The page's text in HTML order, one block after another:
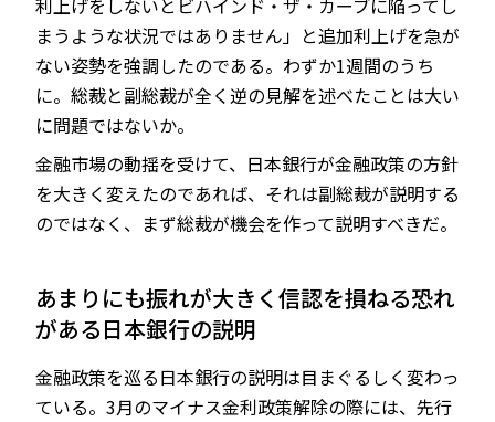
利上げをしないとビハインド・ザ・カーブに陥ってし
まうような状況ではありません」と追加利上げを急が
ない姿勢を強調したのである。わずか1週間のうち
に。総裁と副総裁が全く逆の見解を述べたことは大い
に問題ではないか。
金融市場の動揺を受けて、日本銀行が金融政策の方針
を大きく変えたのであれば、それは副総裁が説明する
のではなく、まず総裁が機会を作って説明すべきだ。
あまりにも振れが大きく信認を損ねる恐れ
がある日本銀行の説明
金融政策を巡る日本銀行の説明は目まぐるしく変わっ
ている。3月のマイナス金利政策解除の際には、先行